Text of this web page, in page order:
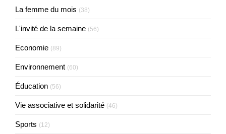
La femme du mois (38)
L'invité de la semaine (56)
Economie (89)
Environnement (60)
Éducation (56)
Vie associative et solidarité (46)
Sports (12)